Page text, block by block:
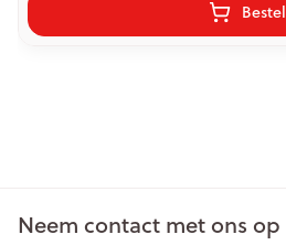
Bestel
Neem contact met ons op